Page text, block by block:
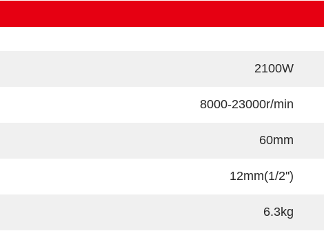
2100W
8000-23000r/min
60mm
12mm(1/2'')
6.3kg